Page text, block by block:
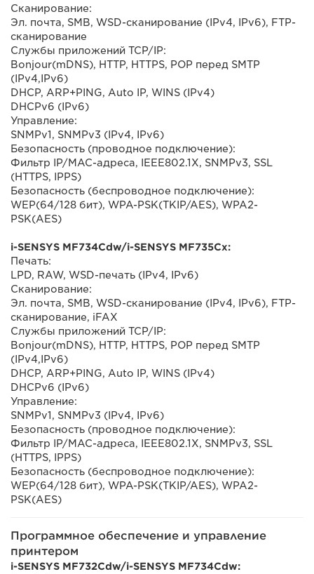
Сканирование:
Эл. почта, SMB, WSD-сканирование (IPv4, IPv6), FTP-
сканирование
Службы приложений TCP/IP:
Bonjour(mDNS), HTTP, HTTPS, POP перед SMTP
(IPv4,IPv6)
DHCP, ARP+PING, Auto IP, WINS (IPv4)
DHCPv6 (IPv6)
Управление:
SNMPv1, SNMPv3 (IPv4, IPv6)
Безопасность (проводное подключение):
Фильтр IP/MAC-адреса, IEEE802.1X, SNMPv3, SSL
(HTTPS, IPPS)
Безопасность (беспроводное подключение):
WEP(64/128 бит), WPA-PSK(TKIP/AES), WPA2-
PSK(AES)
i-SENSYS MF734Cdw/i-SENSYS MF735Cx:
Печать:
LPD, RAW, WSD-печать (IPv4, IPv6)
Сканирование:
Эл. почта, SMB, WSD-сканирование (IPv4, IPv6), FTP-
сканирование, iFAX
Службы приложений TCP/IP:
Bonjour(mDNS), HTTP, HTTPS, POP перед SMTP
(IPv4,IPv6)
DHCP, ARP+PING, Auto IP, WINS (IPv4)
DHCPv6 (IPv6)
Управление:
SNMPv1, SNMPv3 (IPv4, IPv6)
Безопасность (проводное подключение):
Фильтр IP/MAC-адреса, IEEE802.1X, SNMPv3, SSL
(HTTPS, IPPS)
Безопасность (беспроводное подключение):
WEP(64/128 бит), WPA-PSK(TKIP/AES), WPA2-
PSK(AES)
Программное обеспечение и управление
принтером
i-SENSYS MF732Cdw/i-SENSYS MF734Cdw: